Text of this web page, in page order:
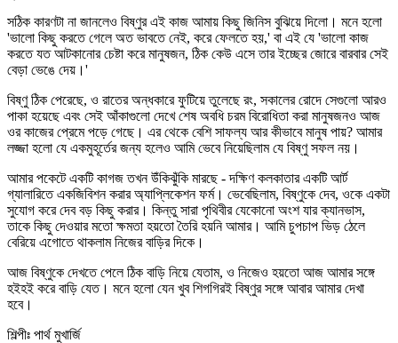
সঠিক কারণটা না জানলেও বিষ্ণুর এই কাজ আমায় কিছু জিনিস বুঝিয়ে দিলো। মনে হলো
'ভালো কিছু করতে গেলে অত ভাবতে নেই, করে ফেলতে হয়,' বা এই যে 'ভালো কাজ
করতে যত আটকানোর চেষ্টা করে মানুষজন, ঠিক কেউ এসে তার ইচ্ছের জোরে বারবার সেই
বেড়া ভেঙে দেয়।'
বিষ্ণু ঠিক পেরেছে, ও রাতের অন্ধকারে ফুটিয়ে তুলেছে রং, সকালের রোদে সেগুলো আরও
পাকা হয়েছে এবং সেই আঁকাগুলো দেখে শেষ অবধি চরম বিরোধিতা করা মানুষজনও আজ
ওর কাজের প্রেমে পড়ে গেছে। এর থেকে বেশি সাফল্য আর কীভাবে মানুষ পায়? আমার
লজ্জা হলো যে একমুহূর্তের জন্য হলেও আমি ভেবে নিয়েছিলাম যে বিষ্ণু সফল নয়।
আমার পকেটে একটি কাগজ তখন উঁকিঝুঁকি মারছে - দক্ষিণ কলকাতার একটি আর্ট
গ্যালারিতে একজিবিশন করার অ্যাপ্লিকেশন ফর্ম। ভেবেছিলাম, বিষ্ণুকে দেব, ওকে একটা
সুযোগ করে দেব বড় কিছু করার। কিন্তু সারা পৃথিবীর যেকোনো অংশ যার ক্যানভাস,
তাকে কিছু দেওয়ার মতো ক্ষমতা হয়তো তৈরি হয়নি আমার। আমি চুপচাপ ভিড় ঠেলে
বেরিয়ে এগোতে থাকলাম নিজের বাড়ির দিকে।
আজ বিষ্ণুকে দেখতে পেলে ঠিক বাড়ি নিয়ে যেতাম, ও নিজেও হয়তো আজ আমার সঙ্গে
হইহই করে বাড়ি যেত। মনে হলো যেন খুব শিগগিরই বিষ্ণুর সঙ্গে আবার আমার দেখা
হবে।
শিল্পীঃ পার্থ মুখার্জি